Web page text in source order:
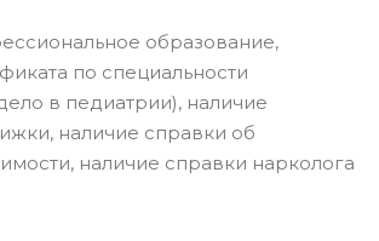
образование,
по специальности
в педиатрии), наличие
наличие справки об
наличие справки нарколога